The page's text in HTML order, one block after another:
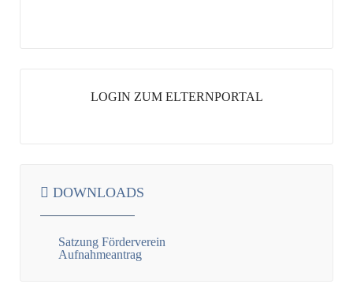
LOGIN ZUM ELTERNPORTAL
DOWNLOADS
Satzung Förderverein
Aufnahmeantrag